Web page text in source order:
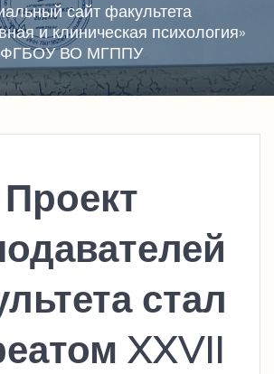
сайт факультета
и клиническая психология»
ФГБОУ ВО МГППУ
Проект
стал
XXVII